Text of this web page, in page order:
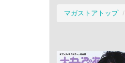
マガストアトップ